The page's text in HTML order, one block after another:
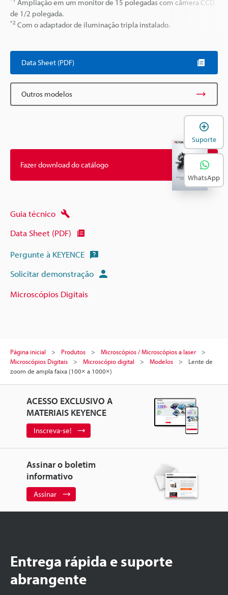
Ampliação em um monitor de 15 polegadas com câmera CCD
de 1/2 polegada.
*2 Com o adaptador de iluminação tripla instalado.
Data Sheet (PDF)
Outros modelos
Fazer download do catálogo
Guia técnico
Data Sheet (PDF)
Pergunte à KEYENCE
Solicitar demonstração
Microscópios Digitais
Página inicial Produtos
Microscópios / Microscópios a laser
Microscópios Digitais
Microscópio digital Modelos
Lente de
zoom de ampla faixa (100× a 1000×)
ACESSO EXCLUSIVO A
MATERIAIS KEYENCE
Inscreva-se!
Assinar o boletim
informativo
Assinar
Entrega rápida e suporte
abrangente
Suporte
WhatsApp